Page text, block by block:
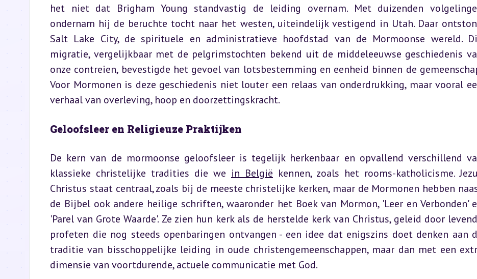
het niet dat Brigham Young standvastig de leiding overnam. Met duizenden
ondernam hij de beruchte tocht naar het westen, uiteindelijk vestigend in Utah. Daar
Salt Lake City, de spirituele en administratieve hoofdstad van de Mormoonse wereld.
migratie, vergelijkbaar met de pelgrimstochten bekend uit de middeleeuwse geschiedenis
onze contreien, bevestigde het gevoel van lotsbestemming en eenheid binnen de
Voor Mormonen is deze geschiedenis niet louter een relaas van onderdrukking, maar vooral
verhaal van overleving, hoop en doorzettingskracht.
Geloofsleer en Religieuze Praktijken
De kern van de mormoonse geloofsleer is tegelijk herkenbaar en opvallend verschillend
klassieke christelijke tradities die we in België kennen, zoals het rooms-katholicisme.
Christus staat centraal, zoals bij de meeste christelijke kerken, maar de Mormonen hebben
de Bijbel ook andere heilige schriften, waaronder het Boek van Mormon, 'Leer en Verbonden'
'Parel van Grote Waarde'. Ze zien hun kerk als de herstelde kerk van Christus, geleid door
profeten die nog steeds openbaringen ontvangen - een idee dat enigszins doet denken aan
traditie van bisschoppelijke leiding in oude christengemeenschappen, maar dan met een
dimensie van voortdurende, actuele communicatie met God.